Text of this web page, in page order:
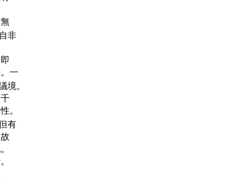
非
一
境。
。
有